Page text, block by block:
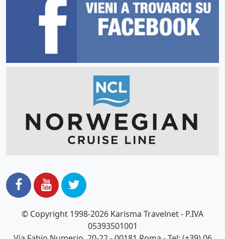
© Copyright 1998-2026 Karisma Travelnet - P.IVA
05393501001